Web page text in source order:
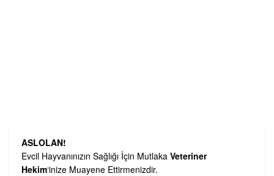
ASLOLAN!
Evcil Hayvanınızın Sağlığı İçin Mutlaka Veteriner
Hekim‘inize Muayene Ettirmenizdir.